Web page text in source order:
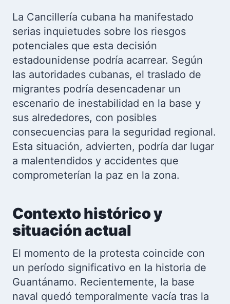
La Cancillería cubana ha manifestado
serias inquietudes sobre los riesgos
potenciales que esta decisión
estadounidense podría acarrear. Según
las autoridades cubanas, el traslado de
migrantes podría desencadenar un
escenario de inestabilidad en la base y
sus alrededores, con posibles
consecuencias para la seguridad regional.
Esta situación, advierten, podría dar lugar
a malentendidos y accidentes que
comprometerían la paz en la zona.
Contexto histórico y
situación actual
El momento de la protesta coincide con
un período significativo en la historia de
Guantánamo. Recientemente, la base
naval quedó temporalmente vacía tras la